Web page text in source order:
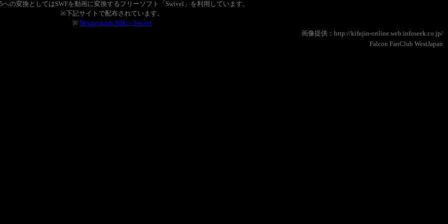
の変換としてはSWFを動画に変換するフリーソフト「Swivel」を利用しています。
※下記サイトで配布されています。
※ Newgrounds Wiki - Swivel
画像提供：http://kifujin-online.web.infoseek.co.jp/
Falcon FanClub WestJapan